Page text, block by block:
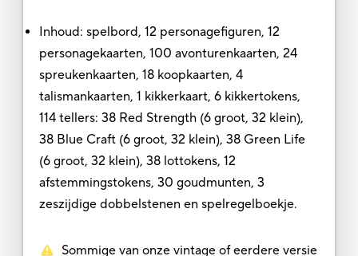
Inhoud: spelbord, 12 personagefiguren, 12
personagekaarten, 100 avonturenkaarten, 24
spreukenkaarten, 18 koopkaarten, 4
talismankaarten, 1 kikkerkaart, 6 kikkertokens,
114 tellers: 38 Red Strength (6 groot, 32 klein),
38 Blue Craft (6 groot, 32 klein), 38 Green Life
(6 groot, 32 klein), 38 lottokens, 12
afstemmingstokens, 30 goudmunten, 3
zeszijdige dobbelstenen en spelregelboekje.
Sommige van onze vintage of eerdere versie